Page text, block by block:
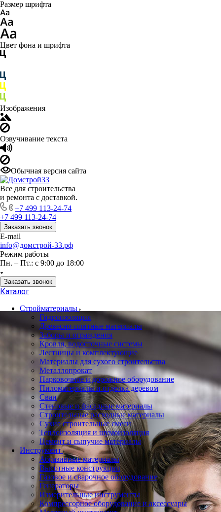
Размер шрифта
Цвет фона и шрифта
Изображения
Озвучивание текста
Обычная версия сайта
Все для строительства
и ремонта с доставкой.
+7 499 113-24-74
+7 499 113-24-74
Заказать звонок
E-mail
info@домстрой-33.рф
Режим работы
Пн. – Пт.: с 9:00 до 18:00
Заказать звонок
Каталог
Стройматериалы
Гидроизоляция
Древесно-плитные материалы
Заборы и ограждения
Кровля, водосточные системы
Лестницы и комплектующие
Материалы для сухого строительства
Металлопрокат
Парковочное и дорожное оборудование
Пиломатериалы и отделка деревом
Сваи
Стеновые и фасадные материалы
Строительные расходные материалы
Сухие строительные смеси
Теплоизоляция и шумоизоляция
Цемент и сыпучие материалы
Инструмент
Абразивные материалы
Высотные конструкции
Газовое и сварочное оборудование
Генераторы
Измерительные инструменты
Компрессорное оборудование и аксессуары